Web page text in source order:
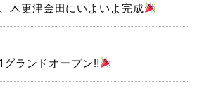
更津金田にいよいよ完成
ランドオープン‼